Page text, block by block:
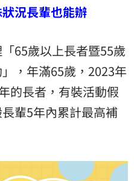
況長輩也能辦
65歲以上長者暨55歲
，年滿65歲，2023年
的長者，有裝活動假
輩5年內累計最高補